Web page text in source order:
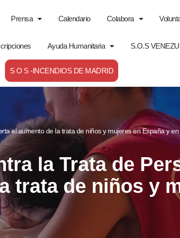
Prensa Calendario Colabora
Ayuda Humanitaria S.O.S
S O S -INCENDIOS DE MADRID
el aumento de la trata de niños y mujeres en España y
la Trata de
trata de niños y